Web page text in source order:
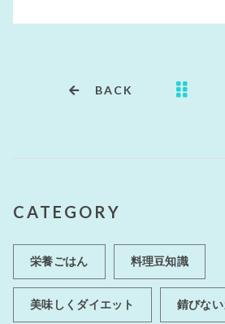
BACK
CATEGORY
栄養ごはん 料理豆知識
美味しくダイエット 錆びな